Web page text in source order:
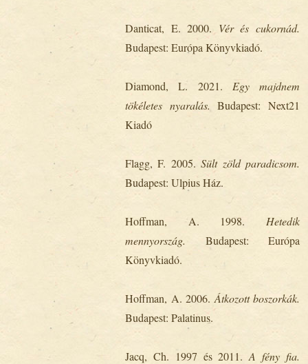
Danticat, E. 2000. Vér és cukornád.
Budapest: Európa Könyvkiadó.
Diamond, L. 2021. Egy majdnem
tökéletes nyaralás.Budapest: Next21
Kiadó
Flagg, F. 2005.Sült zöld paradicsom.
Budapest: Ulpius Ház.
Hoffman, A. 1998. Hetedik
mennyország. Budapest: Európa
Könyvkiadó.
Hoffman, A. 2006. Átkozott boszorkák.
Budapest: Palatinus.
Jacq, Ch. 1997 és 2011.A fény fia.